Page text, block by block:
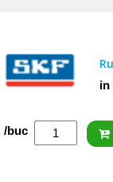
(BS2-
2205)
in
Cantitate
/buc